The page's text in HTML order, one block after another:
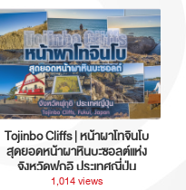
Tojinbo Cliffs | หน้าผาโทจินโบ
สุดยอดหน้าผาหินบะซอลต์แห่ง
จังหวัดฟุกุอิ ประเทศญี่ปุ่น
1,014 views